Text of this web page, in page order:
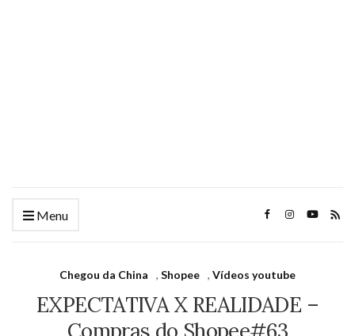
Menu
Chegou da China , Shopee , Vídeos youtube
EXPECTATIVA X REALIDADE –